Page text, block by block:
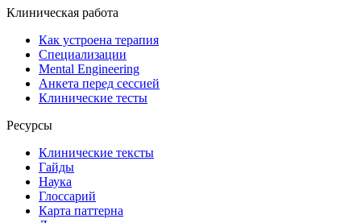
Клиническая работа
Как устроена терапия
Специализации
Mental Engineering
Анкета перед сессией
Клинические тесты
Ресурсы
Клинические тексты
Гайды
Наука
Глоссарий
Карта паттерна